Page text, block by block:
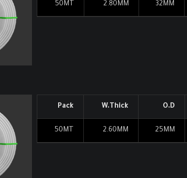
32MM
2.80MM
50MT
O.D
W.Thick
Pack
25MM
2.60MM
50MT